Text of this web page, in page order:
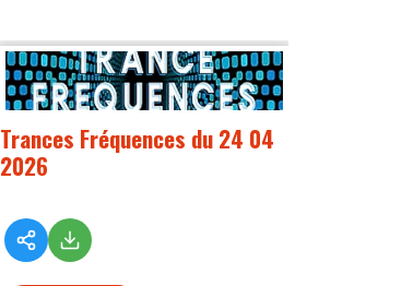
Trances Fréquences du 24 04
2026